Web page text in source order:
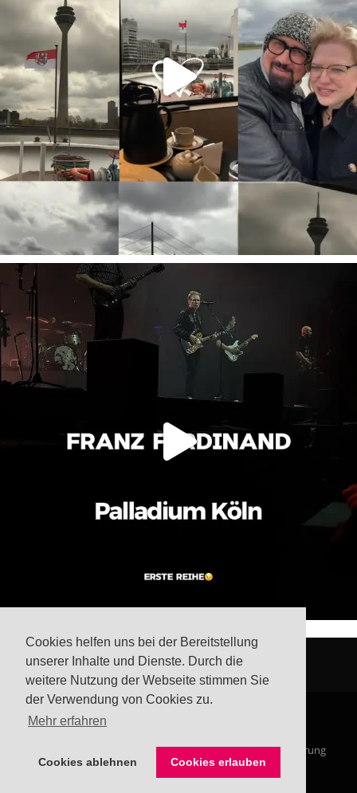
Cookies helfen uns bei der Bereitstellung
unserer Inhalte und Dienste. Durch die
weitere Nutzung der Webseite stimmen Sie
der Verwendung von Cookies zu.
Mehr erfahren
Cookies ablehnen Cookies erlauben
Impressum Datenschutzerklärung